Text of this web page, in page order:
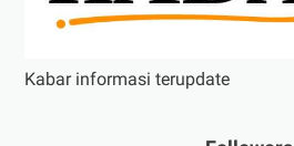
Kabar informasi terupdate